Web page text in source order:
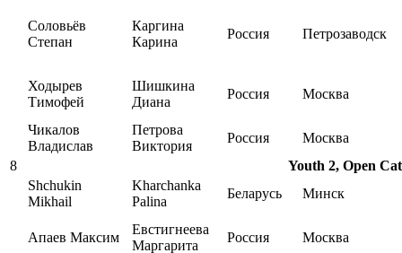
Соловьёв
Степан
Каргина
Карина
Россия Петрозаводск
Ходырев
Тимофей
Шишкина
Диана
Россия Москва
Чикалов
Владислав
Петрова
Виктория
Россия
Москва
8
Youth 2, Open
Shchukin
Mikhail
Kharchanka
Palina
Беларусь Минск
Апаев Максим
Евстигнеева
Маргарита
Россия Москва